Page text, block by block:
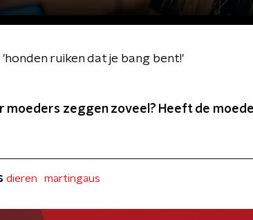
'honden ruiken dat je bang bent!'
moeders zeggen zoveel? Heeft de
dieren martingaus